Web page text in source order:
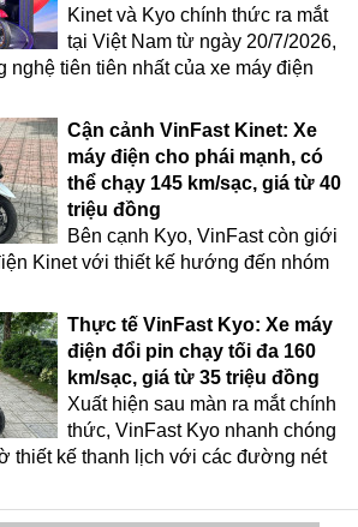
Kinet và Kyo chính thức ra mắt
tại Việt Nam từ ngày 20/7/2026,
nghệ tiên tiên nhất của xe máy điện
Cận cảnh VinFast Kinet: Xe
máy điện cho phái mạnh, có
thể chạy 145 km/sạc, giá từ 40
triệu đồng
Bên cạnh Kyo, VinFast còn giới
Kinet với thiết kế hướng đến nhóm
Thực tế VinFast Kyo: Xe máy
điện đổi pin chạy tối đa 160
km/sạc, giá từ 35 triệu đồng
Xuất hiện sau màn ra mắt chính
thức, VinFast Kyo nhanh chóng
thiết kế thanh lịch với các đường nét